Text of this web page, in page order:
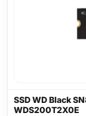
SSD WD Black
WDS200T2X0E